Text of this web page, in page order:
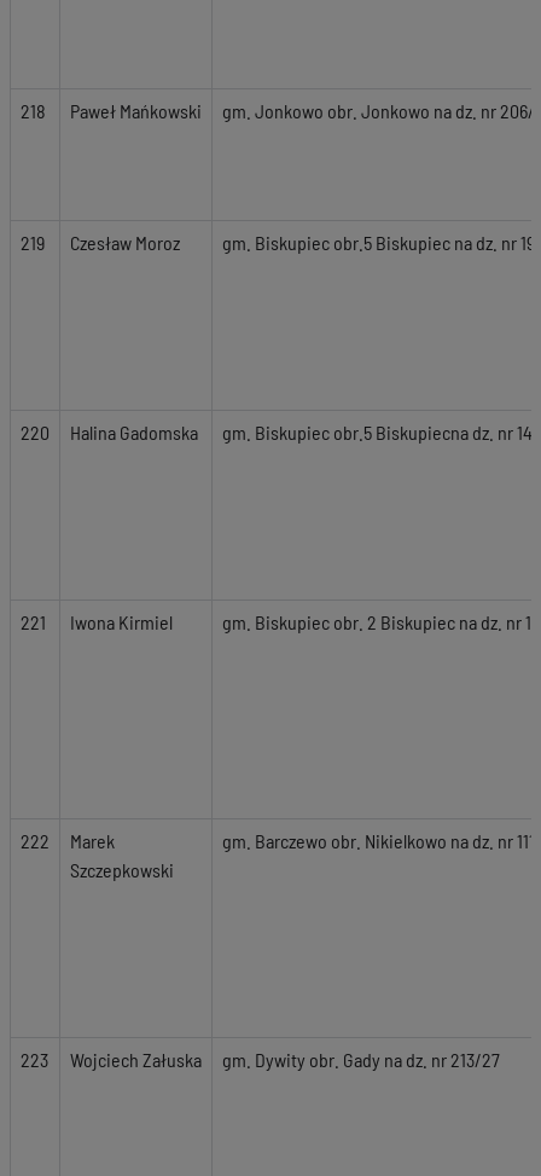
218 Paweł Mańkowski gm. Jonkowo obr. Jonkowo na dz. nr 206/
219 Czesław Moroz gm. Biskupiec obr.5 Biskupiec na dz. nr
220 Halina Gadomska gm. Biskupiec obr.5 Biskupiecna dz. nr
221 Iwona Kirmiel gm. Biskupiec obr. 2 Biskupiec na dz. nr
222
Marek
Szczepkowski
gm. Barczewo obr. Nikielkowo na dz. nr
223 Wojciech Załuska gm. Dywity obr. Gady na dz. nr 213/27